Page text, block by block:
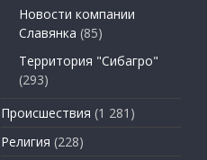
Новости компании
Славянка (85)
Территория "Сибагро"
(293)
Происшествия (1 281)
Религия (228)